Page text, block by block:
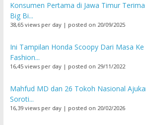
Konsumen Pertama di Jawa Timur
Big Bi...
38,65 views per day| posted on 20/09/2025
Ini Tampilan Honda Scoopy Dari Masa
Fashion...
16,45 views per day| posted on 29/11/2022
Mahfud MD dan 26 Tokoh Nasional
Soroti...
16,39 views per day| posted on 20/02/2026